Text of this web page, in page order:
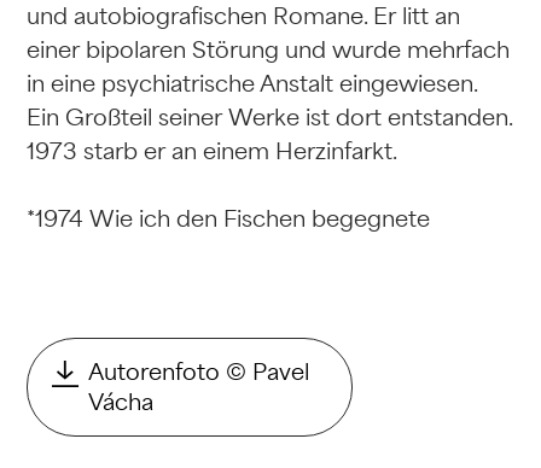
und autobiografischen Romane. Er litt an
einer bipolaren Störung und wurde mehrfach
in eine psychiatrische Anstalt eingewiesen.
Ein Großteil seiner Werke ist dort entstanden.
1973 starb er an einem Herzinfarkt.
*1974 Wie ich den Fischen begegnete
Autorenfoto © Pavel
Vácha